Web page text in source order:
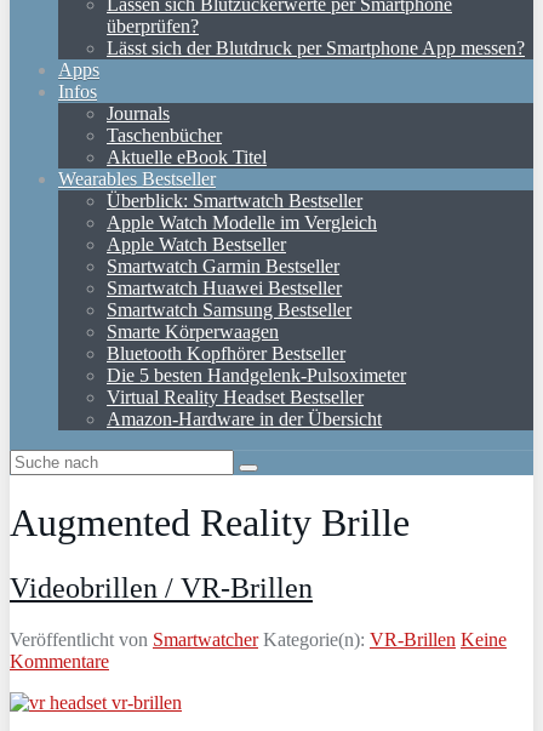
Lassen sich Blutzuckerwerte per Smartphone
überprüfen?
Lässt sich der Blutdruck per Smartphone App messen?
Apps
Infos
Journals
Taschenbücher
Aktuelle eBook Titel
Wearables Bestseller
Überblick: Smartwatch Bestseller
Apple Watch Modelle im Vergleich
Apple Watch Bestseller
Smartwatch Garmin Bestseller
Smartwatch Huawei Bestseller
Smartwatch Samsung Bestseller
Smarte Körperwaagen
Bluetooth Kopfhörer Bestseller
Die 5 besten Handgelenk-Pulsoximeter
Virtual Reality Headset Bestseller
Amazon-Hardware in der Übersicht
Augmented Reality Brille
Videobrillen / VR-Brillen
Veröffentlicht von Smartwatcher Kategorie(n): VR-Brillen Keine
Kommentare